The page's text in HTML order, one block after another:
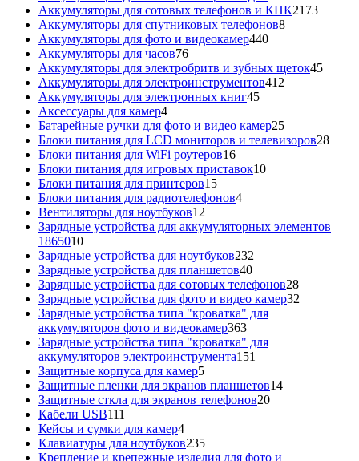
товаров
Аккумуляторы для сотовых телефонов и КПК21732173
Аккумуляторы для спутниковых телефонов88
Аккумуляторы для фото и видеокамер440440
Аккумуляторы для часов7676
товаров
Аккумуляторы для электробритв и зубных щеток4545
Аккумуляторы для электроинструментов412
Аккумуляторы для электронных книг4545
Аксессуары для камер44
товара
Батарейные ручки для фото и видео камер2525
товаров
Блоки питания для LCD мониторов и телевизоров2828
Блоки питания для WiFi роутеров1616
товаров
Блоки питания для игровых приставок1010
Блоки питания для принтеров1515
товаров
Блоки питания для радиотелефонов44
Вентиляторы для ноутбуков12
товаров
Зарядные устройства для аккумуляторных элементов
186501010
товаров
Зарядные устройства для ноутбуков232
Зарядные устройства для планшетов4040
товаров
Зарядные устройства для сотовых телефонов2828
товаров
Зарядные устройства для фото и видео камер32
Зарядные устройства типа "кроватка" для
аккумуляторов фото и видеокамер363363
товара
Зарядные устройства типа "кроватка" для
аккумуляторов электроинструмента151
Защитные корпуса для камер55
товаров
Защитные пленки для экранов планшетов1414
Защитные сткла для экранов телефонов2020
Кабели USB111
товаров
Кейсы и сумки для камер44
товара
Клавиатуры для ноутбуков235235
товаров
Крепление и крепежные изделия для фото и